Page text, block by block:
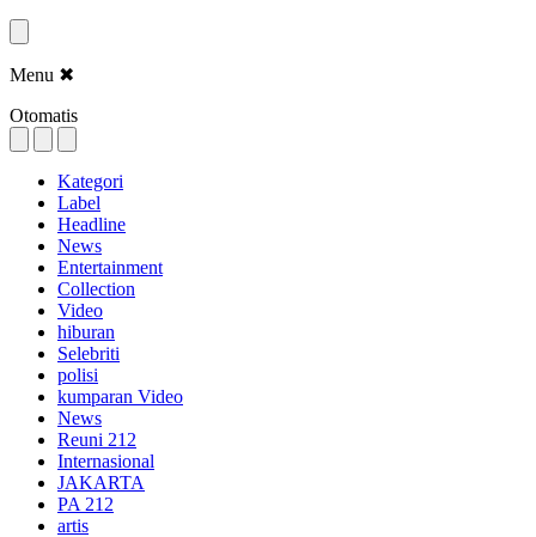
Menu ✖
Otomatis
Kategori
Label
Headline
News
Entertainment
Collection
Video
hiburan
Selebriti
polisi
kumparan Video
News
Reuni 212
Internasional
JAKARTA
PA 212
artis